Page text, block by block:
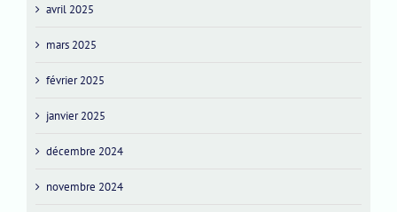
avril 2025
mars 2025
février 2025
janvier 2025
décembre 2024
novembre 2024